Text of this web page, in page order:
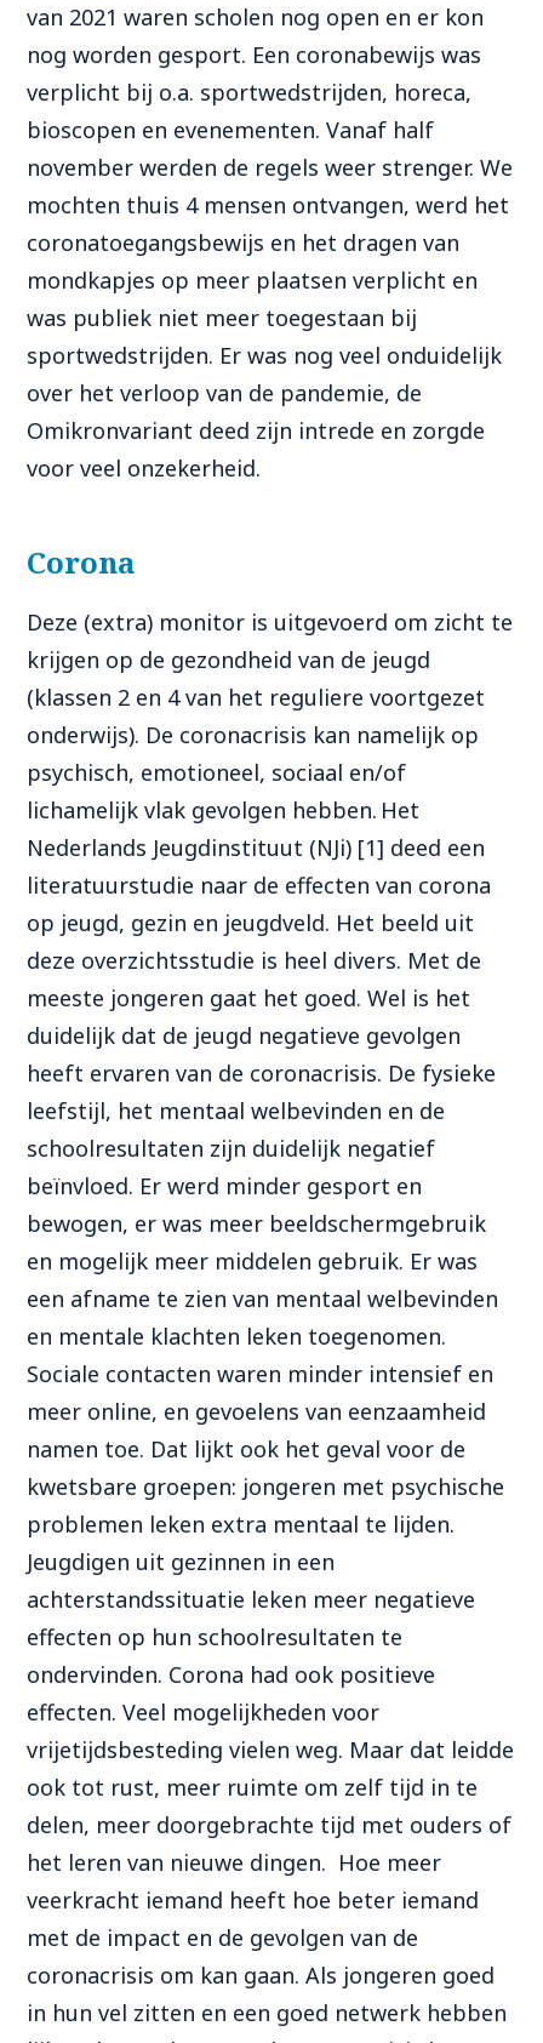
van 2021 waren scholen nog open en er kon
nog worden gesport. Een coronabewijs was
verplicht bij o.a. sportwedstrijden, horeca,
bioscopen en evenementen. Vanaf half
november werden de regels weer strenger. We
mochten thuis 4 mensen ontvangen, werd het
coronatoegangsbewijs en het dragen van
mondkapjes op meer plaatsen verplicht en
was publiek niet meer toegestaan bij
sportwedstrijden. Er was nog veel onduidelijk
over het verloop van de pandemie, de
Omikronvariant deed zijn intrede en zorgde
voor veel onzekerheid.
Corona
Deze (extra) monitor is uitgevoerd om zicht te
krijgen op de gezondheid van de jeugd
(klassen 2 en 4 van het reguliere voortgezet
onderwijs). De coronacrisis kan namelijk op
psychisch, emotioneel, sociaal en/of
lichamelijk vlak gevolgen hebben. Het
Nederlands Jeugdinstituut (NJi) [1] deed een
literatuurstudie naar de effecten van corona
op jeugd, gezin en jeugdveld. Het beeld uit
deze overzichtsstudie is heel divers. Met de
meeste jongeren gaat het goed. Wel is het
duidelijk dat de jeugd negatieve gevolgen
heeft ervaren van de coronacrisis. De fysieke
leefstijl, het mentaal welbevinden en de
schoolresultaten zijn duidelijk negatief
beïnvloed. Er werd minder gesport en
bewogen, er was meer beeldschermgebruik
en mogelijk meer middelen gebruik. Er was
een afname te zien van mentaal welbevinden
en mentale klachten leken toegenomen.
Sociale contacten waren minder intensief en
meer online, en gevoelens van eenzaamheid
namen toe. Dat lijkt ook het geval voor de
kwetsbare groepen: jongeren met psychische
problemen leken extra mentaal te lijden.
Jeugdigen uit gezinnen in een
achterstandssituatie leken meer negatieve
effecten op hun schoolresultaten te
ondervinden. Corona had ook positieve
effecten. Veel mogelijkheden voor
vrijetijdsbesteding vielen weg. Maar dat leidde
ook tot rust, meer ruimte om zelf tijd in te
delen, meer doorgebrachte tijd met ouders of
het leren van nieuwe dingen. Hoe meer
veerkracht iemand heeft hoe beter iemand
met de impact en de gevolgen van de
coronacrisis om kan gaan. Als jongeren goed
in hun vel zitten en een goed netwerk hebben